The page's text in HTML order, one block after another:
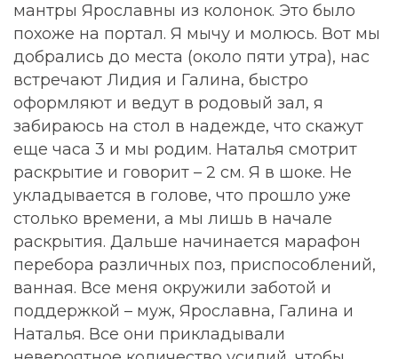
мантры Ярославны из колонок. Это было
похоже на портал. Я мычу и молюсь. Вот мы
добрались до места (около пяти утра), нас
встречают Лидия и Галина, быстро
оформляют и ведут в родовый зал, я
забираюсь на стол в надежде, что скажут
еще часа 3 и мы родим. Наталья смотрит
раскрытие и говорит – 2 см. Я в шоке. Не
укладывается в голове, что прошло уже
столько времени, а мы лишь в начале
раскрытия. Дальше начинается марафон
перебора различных поз, приспособлений,
ванная. Все меня окружили заботой и
поддержкой – муж, Ярославна, Галина и
Наталья. Все они прикладывали